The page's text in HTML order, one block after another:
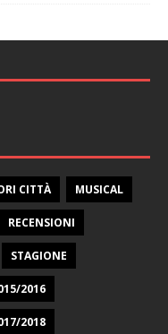
CITTÀ MUSICAL
RECENSIONI
STAGIONE
2016
2018